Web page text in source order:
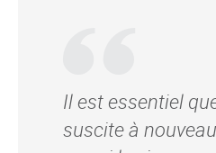
Il est essentiel
suscite à